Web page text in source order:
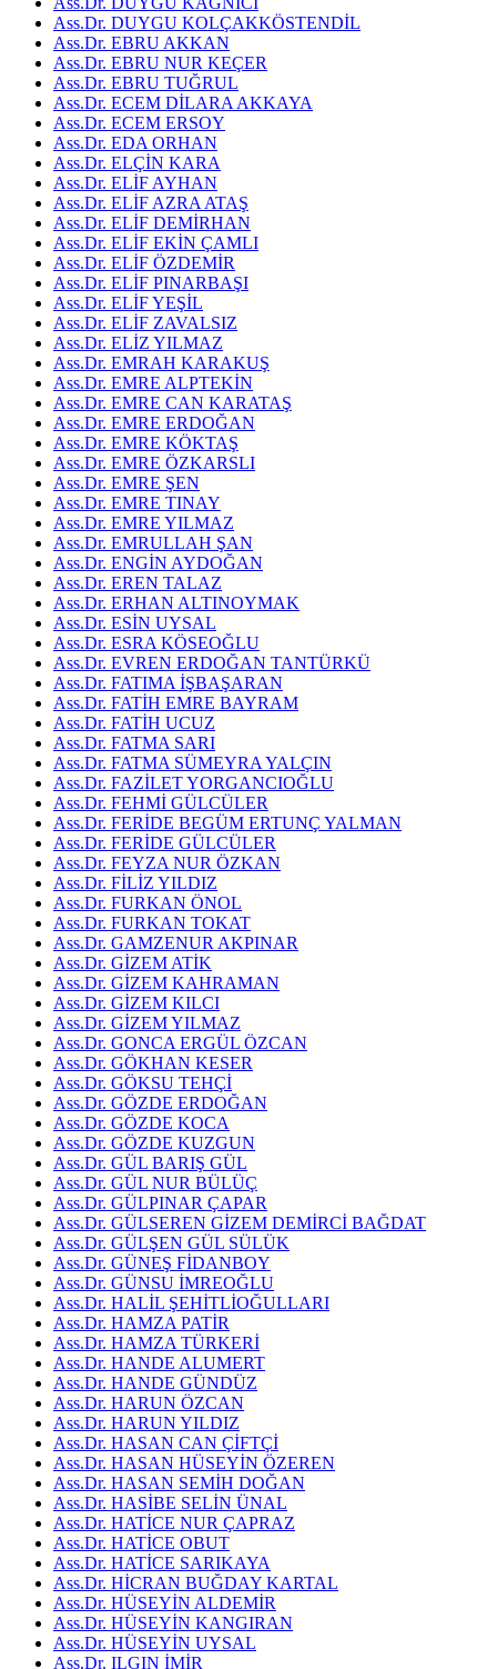
Ass.Dr. DUYGU KOLÇAKKÖSTENDİL
Ass.Dr. EBRU AKKAN
Ass.Dr. EBRU NUR KEÇER
Ass.Dr. EBRU TUĞRUL
Ass.Dr. ECEM DİLARA AKKAYA
Ass.Dr. ECEM ERSOY
Ass.Dr. EDA ORHAN
Ass.Dr. ELÇİN KARA
Ass.Dr. ELİF AYHAN
Ass.Dr. ELİF AZRA ATAŞ
Ass.Dr. ELİF DEMİRHAN
Ass.Dr. ELİF EKİN ÇAMLI
Ass.Dr. ELİF ÖZDEMİR
Ass.Dr. ELİF PINARBAŞI
Ass.Dr. ELİF YEŞİL
Ass.Dr. ELİF ZAVALSIZ
Ass.Dr. ELİZ YILMAZ
Ass.Dr. EMRAH KARAKUŞ
Ass.Dr. EMRE ALPTEKİN
Ass.Dr. EMRE CAN KARATAŞ
Ass.Dr. EMRE ERDOĞAN
Ass.Dr. EMRE KÖKTAŞ
Ass.Dr. EMRE ÖZKARSLI
Ass.Dr. EMRE ŞEN
Ass.Dr. EMRE TINAY
Ass.Dr. EMRE YILMAZ
Ass.Dr. EMRULLAH ŞAN
Ass.Dr. ENGİN AYDOĞAN
Ass.Dr. EREN TALAZ
Ass.Dr. ERHAN ALTINOYMAK
Ass.Dr. ESİN UYSAL
Ass.Dr. ESRA KÖSEOĞLU
Ass.Dr. EVREN ERDOĞAN TANTÜRKÜ
Ass.Dr. FATIMA İŞBAŞARAN
Ass.Dr. FATİH EMRE BAYRAM
Ass.Dr. FATİH UCUZ
Ass.Dr. FATMA SARI
Ass.Dr. FATMA SÜMEYRA YALÇIN
Ass.Dr. FAZİLET YORGANCIOĞLU
Ass.Dr. FEHMİ GÜLCÜLER
Ass.Dr. FERİDE BEGÜM ERTUNÇ YALMAN
Ass.Dr. FERİDE GÜLCÜLER
Ass.Dr. FEYZA NUR ÖZKAN
Ass.Dr. FİLİZ YILDIZ
Ass.Dr. FURKAN ÖNOL
Ass.Dr. FURKAN TOKAT
Ass.Dr. GAMZENUR AKPINAR
Ass.Dr. GİZEM ATİK
Ass.Dr. GİZEM KAHRAMAN
Ass.Dr. GİZEM KILCI
Ass.Dr. GİZEM YILMAZ
Ass.Dr. GONCA ERGÜL ÖZCAN
Ass.Dr. GÖKHAN KESER
Ass.Dr. GÖKSU TEHÇİ
Ass.Dr. GÖZDE ERDOĞAN
Ass.Dr. GÖZDE KOCA
Ass.Dr. GÖZDE KUZGUN
Ass.Dr. GÜL BARIŞ GÜL
Ass.Dr. GÜL NUR BÜLÜÇ
Ass.Dr. GÜLPINAR ÇAPAR
Ass.Dr. GÜLSEREN GİZEM DEMİRCİ BAĞDAT
Ass.Dr. GÜLŞEN GÜL SÜLÜK
Ass.Dr. GÜNEŞ FİDANBOY
Ass.Dr. GÜNSU İMREOĞLU
Ass.Dr. HALİL ŞEHİTLİOĞULLARI
Ass.Dr. HAMZA PATİR
Ass.Dr. HAMZA TÜRKERİ
Ass.Dr. HANDE ALUMERT
Ass.Dr. HANDE GÜNDÜZ
Ass.Dr. HARUN ÖZCAN
Ass.Dr. HARUN YILDIZ
Ass.Dr. HASAN CAN ÇİFTÇİ
Ass.Dr. HASAN HÜSEYİN ÖZEREN
Ass.Dr. HASAN SEMİH DOĞAN
Ass.Dr. HASİBE SELİN ÜNAL
Ass.Dr. HATİCE NUR ÇAPRAZ
Ass.Dr. HATİCE OBUT
Ass.Dr. HATİCE SARIKAYA
Ass.Dr. HİCRAN BUĞDAY KARTAL
Ass.Dr. HÜSEYİN ALDEMİR
Ass.Dr. HÜSEYİN KANGIRAN
Ass.Dr. HÜSEYİN UYSAL
Ass.Dr. ILGIN İMİR